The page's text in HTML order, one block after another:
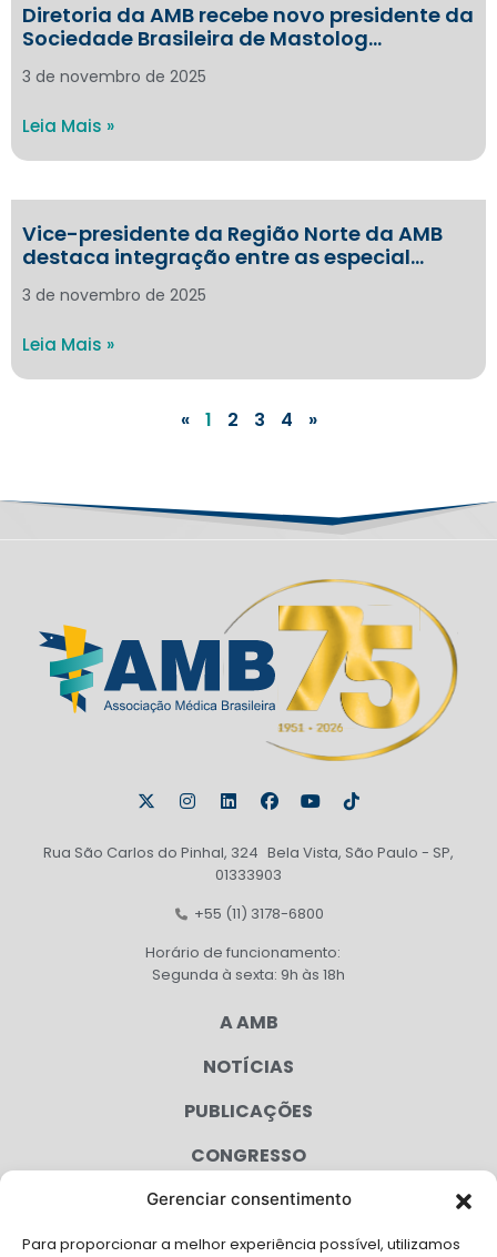
Gerenciar consentimento
Para proporcionar a melhor experiência possível, utilizamos
Diretoria da AMB recebe novo presidente da
Sociedade Brasileira de Mastolog…
3 de novembro de 2025
Leia Mais »
Vice-presidente da Região Norte da AMB
destaca integração entre as especial…
3 de novembro de 2025
Leia Mais »
« 1 2 3 4 »
Rua São Carlos do Pinhal, 324 Bela Vista, São Paulo - SP,
01333903
+55 (11) 3178-6800
Horário de funcionamento:
Segunda à sexta: 9h às 18h
A AMB
NOTÍCIAS
PUBLICAÇÕES
CONGRESSO
AGENDA
CAMPANHAS